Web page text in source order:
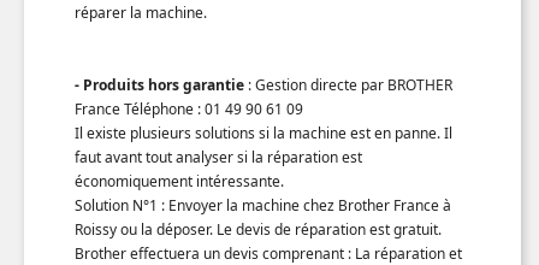
réparer la machine.
- Produits hors garantie : Gestion directe par BROTHER
France Téléphone : 01 49 90 61 09
Il existe plusieurs solutions si la machine est en panne. Il
faut avant tout analyser si la réparation est
économiquement intéressante.
Solution N°1 : Envoyer la machine chez Brother France à
Roissy ou la déposer. Le devis de réparation est gratuit.
Brother effectuera un devis comprenant : La réparation et